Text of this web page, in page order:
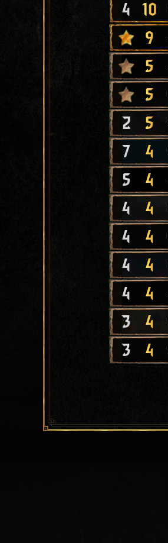
4 10
9
5
5
2 5
7 4
5 4
4 4
4 4
4 4
4 4
3 4
3 4